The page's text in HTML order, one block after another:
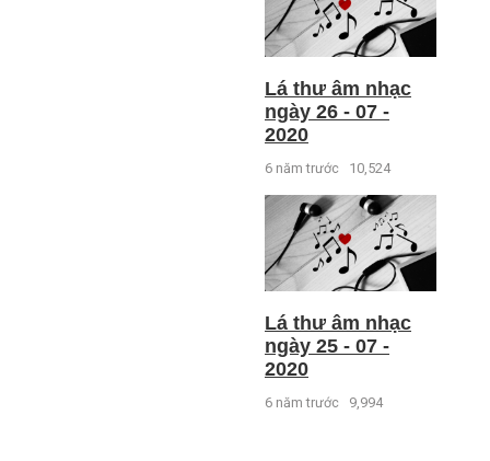
Lá thư âm nhạc
ngày 26 - 07 -
2020
6 năm trước 10,524
Lá thư âm nhạc
ngày 25 - 07 -
2020
6 năm trước 9,994